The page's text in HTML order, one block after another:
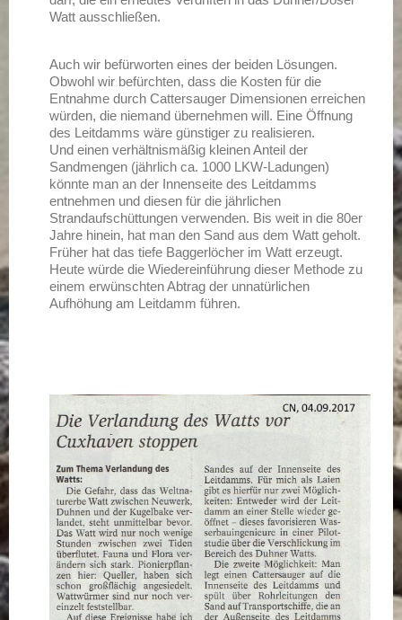
Watt ausschließen.
Auch wir befürworten eines der beiden Lösungen.
Obwohl wir befürchten, dass die Kosten für die
Entnahme durch Cattersauger Dimensionen erreichen
würden, die niemand übernehmen will. Eine Öffnung
des Leitdamms wäre günstiger zu realisieren.
Und einen verhältnismäßig kleinen Anteil der
Sandmengen (jährlich ca. 1000 LKW-Ladungen)
könnte man an der Innenseite des Leitdamms
entnehmen und diesen für die jährlichen
Strandaufschüttungen verwenden. Bis weit in die 80er
Jahre hinein, hat man den Sand aus dem Watt geholt.
Früher hat das tiefe Baggerlöcher im Watt erzeugt.
Heute würde die Wiedereinführung dieser Methode zu
einem erwünschten Abtrag der unnatürlichen
Aufhöhung am Leitdamm führen.